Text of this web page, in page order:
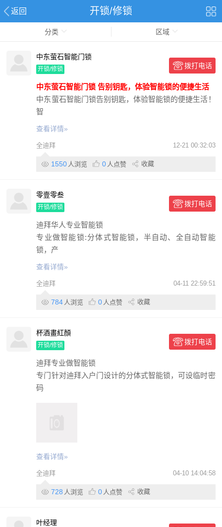
返回 开锁/修锁
分类 区域
中东萤石智能门锁
开锁/修锁 拨打电话
中东萤石智能门锁 告别钥匙，体验智能锁的便捷生活
中东萤石智能门锁告别钥匙，体验智能锁的便捷生活！
智
查看详情»
全迪拜 12-21 00:32:03
1550 人浏览 0 人点赞 收藏
零壹零叁
开锁/修锁 拨打电话
迪拜华人专业智能锁
专业做智能锁:分体式智能锁，半自动、全自动智能
锁，产
查看详情»
全迪拜 04-11 22:59:51
784 人浏览 0 人点赞 收藏
杯酒畫紅顏
开锁/修锁 拨打电话
迪拜专业做智能锁
专门针对迪拜入户门设计的分体式智能锁，可设临时密
码
查看详情»
全迪拜 04-10 14:04:58
728 人浏览 0 人点赞 收藏
叶经理